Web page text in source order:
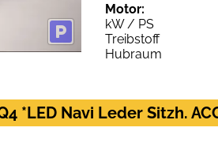
Motor:
kW / PS
Treibstoff
Hubraum
*LED Navi Leder Sitzh.